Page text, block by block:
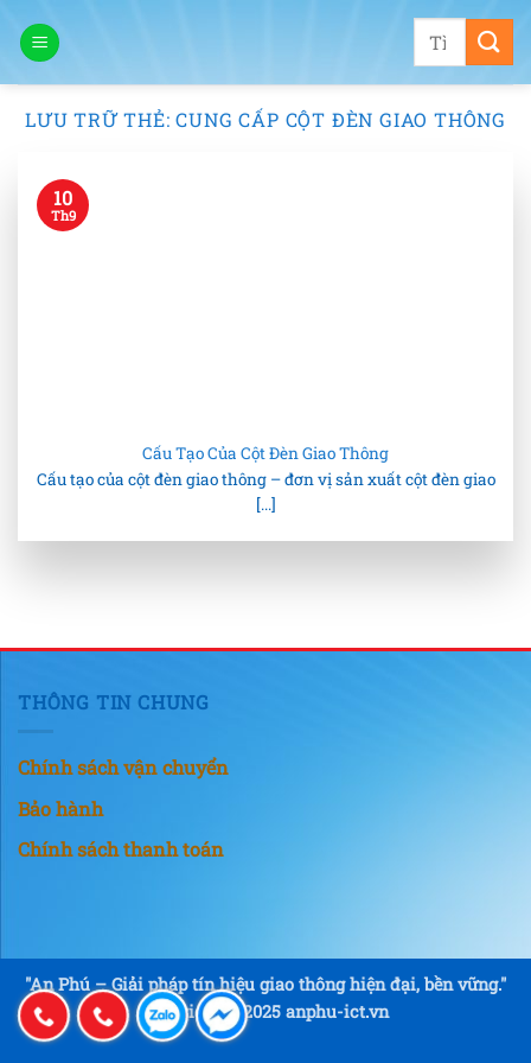
qua
Tìm
LƯU TRỮ THẺ:CUNG CẤP CỘT ĐÈN GIAO THÔNG
Cấu Tạo Của Cột Đèn Giao Thông
Cấu tạo của cột đèn giao thông – đơn vị sản xuất cột đèn giao
[...]
10
Th9
THÔNG TIN CHUNG
Chính sách vận chuyển
Bảo hành
Chính sách thanh toán
"An Phú – Giải pháp tín hiệu giao thông hiện đại, bền vững."
Copyright © 2025 anphu-ict.vn